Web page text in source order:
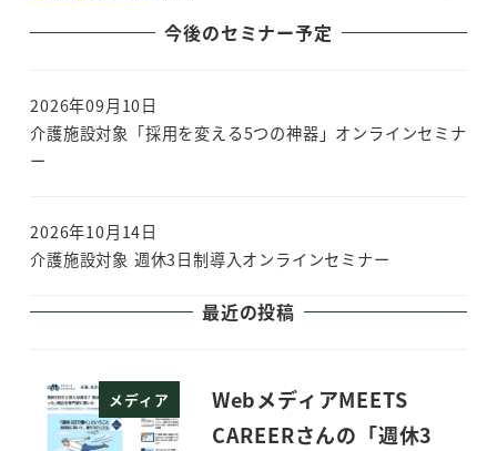
今後のセミナー予定
2026年09月10日
介護施設対象「採用を変える5つの神器」オンラインセミナ
ー
2026年10月14日
介護施設対象 週休3日制導入オンラインセミナー
最近の投稿
メディア
WebメディアMEETS
CAREERさんの「週休3